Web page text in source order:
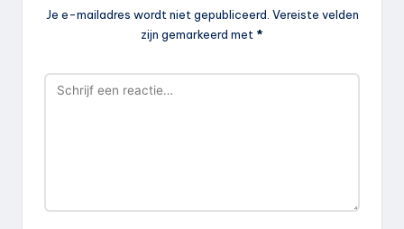
Je e-mailadres wordt niet gepubliceerd. Vereiste velden
zijn gemarkeerd met *